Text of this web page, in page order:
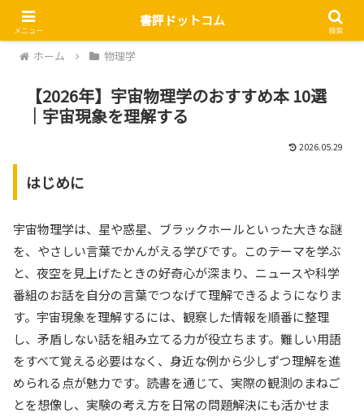
ホーム 物理学
【2026年】宇宙物理学のおすすめ本 10選
｜宇宙現象を理解する
2026.05.29
はじめに
宇宙物理学は、星や惑星、ブラックホールといった大きな謎
を、やさしい言葉でかんがえる学びです。このテーマを学ぶ
と、夜空を見上げたときの好奇心が深まり、ニュースや科学
番組のお話を自分の言葉でつなげて理解できるようになりま
す。宇宙現象を理解するには、観察した情報を順番に整理
し、矛盾しない話を組み立てる力が役立ちます。難しい用語
をすべて覚える必要はなく、身近な例から少しずつ理解を進
められる点が魅力です。読書を通じて、実際の観測のまねご
とを想像し、実験の考え方を日常の問題解決にも活かせま
メニュー
書評ドットコム
検索